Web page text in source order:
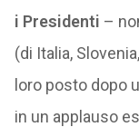
i Presidenti –
(di Italia,
loro posto dopo
in un applauso